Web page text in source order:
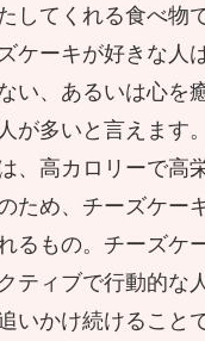
してくれる食べ物
ケーキが好きな人
い、あるいは心を
が多いと言えます
、高カロリーで高
ため、チーズケー
るもの。チーズケ
ティブで行動的な
いかけ続けること